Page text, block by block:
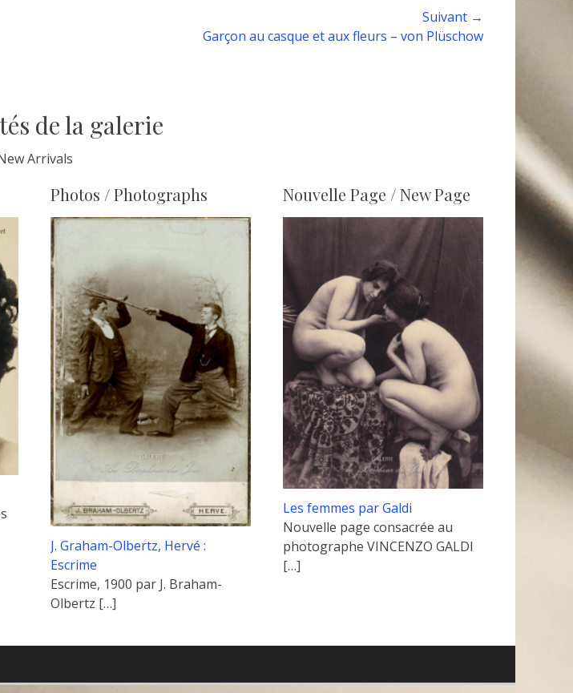
Suivant →
Garçon au casque et aux fleurs – von Plüschow
de la galerie
Arrivals
Photos / Photographs
J. Graham-Olbertz, Hervé :
Escrime
Escrime, 1900 par J. Braham-
Olbertz […]
Nouvelle Page / New Page
Les femmes par Galdi
Nouvelle page consacrée au
photographe VINCENZO GALDI
[…]